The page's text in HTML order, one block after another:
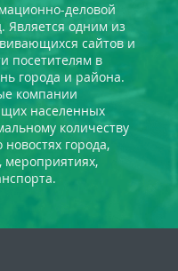
деловой
Является одним из
сайтов и
посетителям в
города и района.
компании
населенных
количеству
города,
мероприятиях,